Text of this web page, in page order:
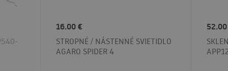
16.00 €
STROPNÉ / NÁSTENNÉ SVIETIDLO
AGARO SPIDER 4